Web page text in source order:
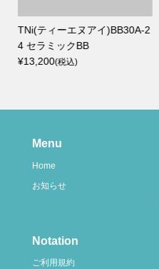
TNi(ティーエヌアイ)BB30A-2
4 セラミックBB
¥13,200(税込)
Menu
Home
お知らせ
Notation
ご利用規約